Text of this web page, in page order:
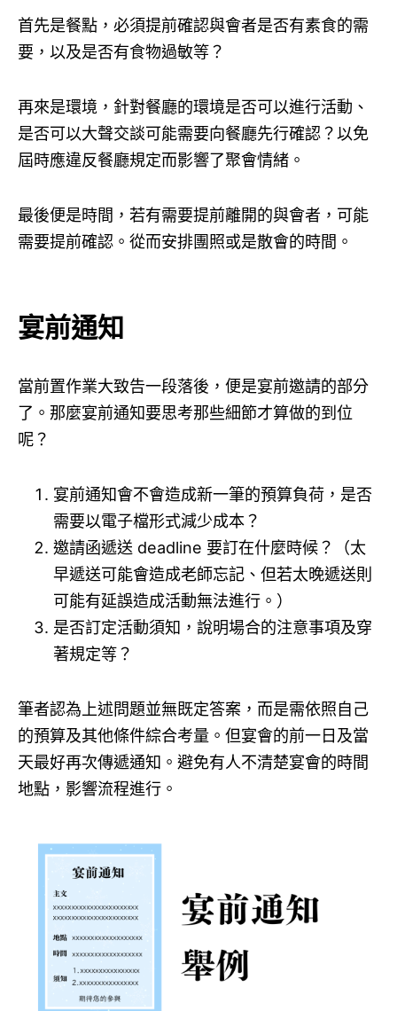
首先是餐點，必須提前確認與會者是否有素食的需
要，以及是否有食物過敏等？
再來是環境，針對餐廳的環境是否可以進行活動、
是否可以大聲交談可能需要向餐廳先行確認？以免
屆時應違反餐廳規定而影響了聚會情緒。
最後便是時間，若有需要提前離開的與會者，可能
需要提前確認。從而安排團照或是散會的時間。
宴前通知
當前置作業大致告一段落後，便是宴前邀請的部分
了。那麼宴前通知要思考那些細節才算做的到位
呢？
宴前通知會不會造成新一筆的預算負荷，是否
需要以電子檔形式減少成本？
邀請函遞送 deadline 要訂在什麼時候？（太
早遞送可能會造成老師忘記、但若太晚遞送則
可能有延誤造成活動無法進行。）
是否訂定活動須知，說明場合的注意事項及穿
著規定等？
筆者認為上述問題並無既定答案，而是需依照自己
的預算及其他條件綜合考量。但宴會的前一日及當
天最好再次傳遞通知。避免有人不清楚宴會的時間
地點，影響流程進行。